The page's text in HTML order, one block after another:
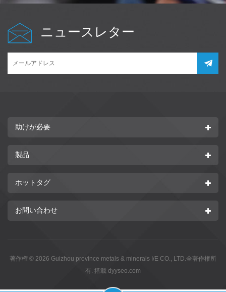
ニュースレター
助けが必要
製品
ホットタグ
お問い合わせ
著作権 © 2026 Guizhou province metals & minerals I/E CO., LTD.全著作権所
有. 搭載 dyyseo.com